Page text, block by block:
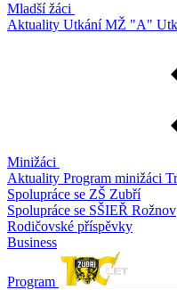
Mladší žáci
Aktuality Utkání MŽ "A"
Minižáci
Aktuality Program minižáci
Spolupráce se ZŠ Zubří
Spolupráce se SŠIEŘ Rožnov
Rodičovské příspěvky
Business
Program